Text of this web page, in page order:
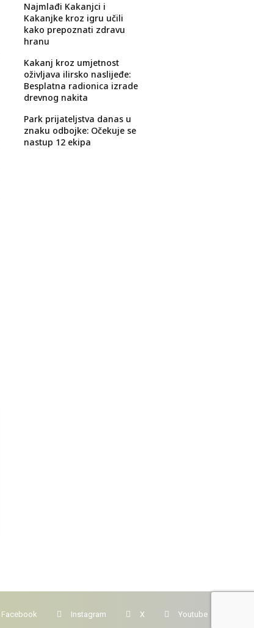
Najmlađi Kakanjci i
Kakanjke kroz igru učili
kako prepoznati zdravu
hranu
Kakanj kroz umjetnost
oživljava ilirsko naslijeđe:
Besplatna radionica izrade
drevnog nakita
Park prijateljstva danas u
znaku odbojke: Očekuje se
nastup 12 ekipa
Facebook Instagram X Youtube